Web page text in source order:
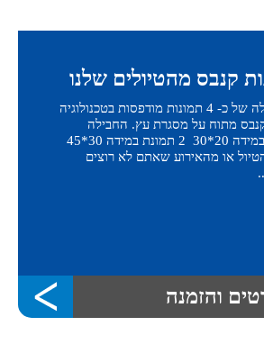
מבצע מיוחד חבילה של כ- 4 תמונות מודפסות בטכנולוגיה
מתוח על מסגרת עץ. החבילה
או מהאירוע שאתם לא רוצים
והזמנה